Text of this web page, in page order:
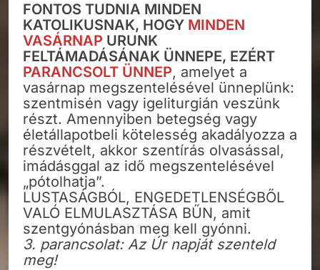
FONTOS TUDNIA MINDEN
KATOLIKUSNAK, HOGY MINDEN
VASÁRNAP URUNK
FELTÁMADÁSÁNAK ÜNNEPE, EZÉRT
PARANCSOLT ÜNNEP, amelyet a
vasárnap megszentelésével ünneplünk:
szentmisén vagy igeliturgián veszünk
részt. Amennyiben betegség vagy
életállapotbeli kötelesség akadályozza a
részvételt, akkor szentírás olvasással,
imádásggal az idő megszentelésével
„pótolhatja”.
LUSTASÁGBÓL, ENGEDETLENSÉGBŐL
VALÓ ELMULASZTÁSA BŰN, amit
szentgyónásban meg kell gyónni.
3. parancsolat: Az Úr napját szenteld
meg!